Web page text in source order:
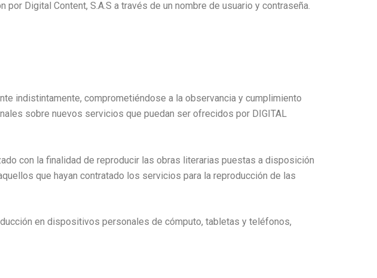
Digital Content, S.A.S a través de un nombre de usuario y contraseña.
indistintamente, comprometiéndose a la observancia y cumplimiento
sobre nuevos servicios que puedan ser ofrecidos por DIGITAL
con la finalidad de reproducir las obras literarias puestas a disposición
que hayan contratado los servicios para la reproducción de las
en dispositivos personales de cómputo, tabletas y teléfonos,